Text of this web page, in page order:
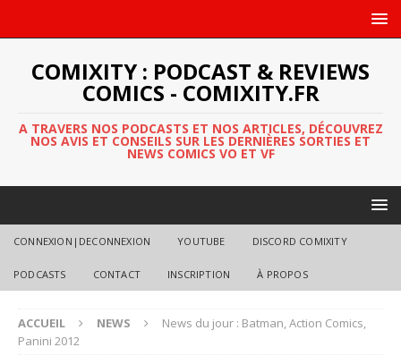
COMIXITY : PODCAST & REVIEWS
COMICS - COMIXITY.FR
A TRAVERS NOS PODCASTS ET NOS ARTICLES, DÉCOUVREZ
NOS AVIS ET CONSEILS SUR LES DERNIÈRES SORTIES ET
NEWS COMICS VO ET VF
CONNEXION|DECONNEXION YOUTUBE DISCORD COMIXITY
PODCASTS CONTACT INSCRIPTION À PROPOS
ACCUEIL NEWS
News du jour : Batman, Action Comics,
Panini 2012